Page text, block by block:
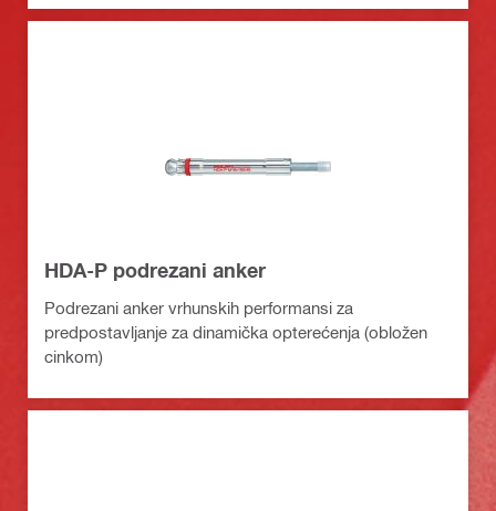
HDA-P podrezani anker
Podrezani anker vrhunskih performansi za
predpostavljanje za dinamička opterećenja (obložen
cinkom)